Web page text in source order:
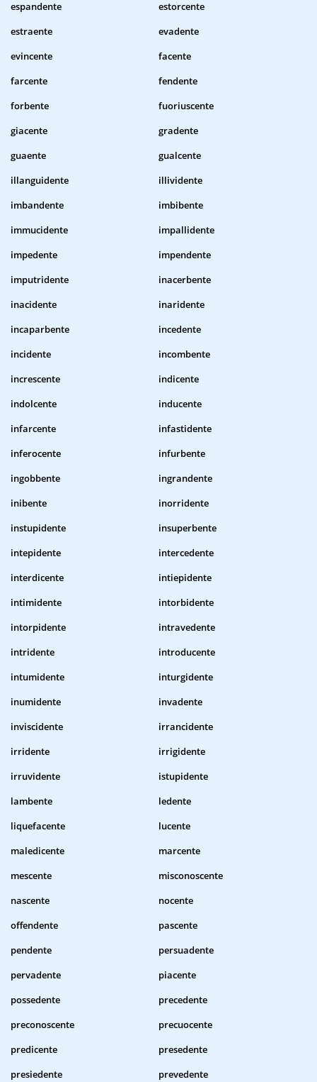
espandente
estorcente
estraente
evadente
evincente
facente
farcente
fendente
forbente
fuoriuscente
giacente
gradente
guaente
gualcente
illanguidente
illividente
imbandente
imbibente
immucidente
impallidente
impedente
impendente
imputridente
inacerbente
inacidente
inaridente
incaparbente
incedente
incidente
incombente
increscente
indicente
indolcente
inducente
infarcente
infastidente
inferocente
infurbente
ingobbente
ingrandente
inibente
inorridente
instupidente
insuperbente
intepidente
intercedente
interdicente
intiepidente
intimidente
intorbidente
intorpidente
intravedente
intridente
introducente
intumidente
inturgidente
inumidente
invadente
inviscidente
irrancidente
irridente
irrigidente
irruvidente
istupidente
lambente
ledente
liquefacente
lucente
maledicente
marcente
mescente
misconoscente
nascente
nocente
offendente
pascente
pendente
persuadente
pervadente
piacente
possedente
precedente
preconoscente
precuocente
predicente
presedente
presiedente
prevedente